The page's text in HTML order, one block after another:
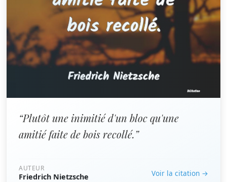
“Plutôt une inimitié d'un bloc qu'une
amitié faite de bois recollé.”
AUTEUR
Friedrich Nietzsche Voir la citation →